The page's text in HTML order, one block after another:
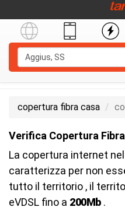
copertura fibra casa
Verifica Copertura
La copertura internet
caratterizza per non
tutto il territorio , il
eVDSL fino a 200Mb.